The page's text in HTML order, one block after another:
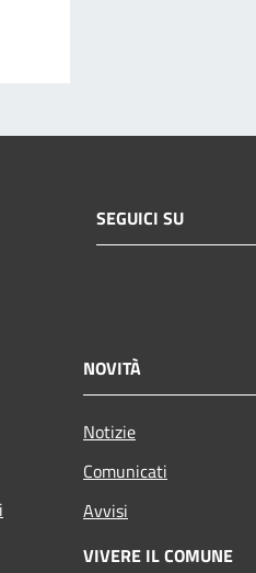
SEGUICI SU
NOVITÀ
Notizie
Comunicati
Avvisi
VIVERE IL COMUNE